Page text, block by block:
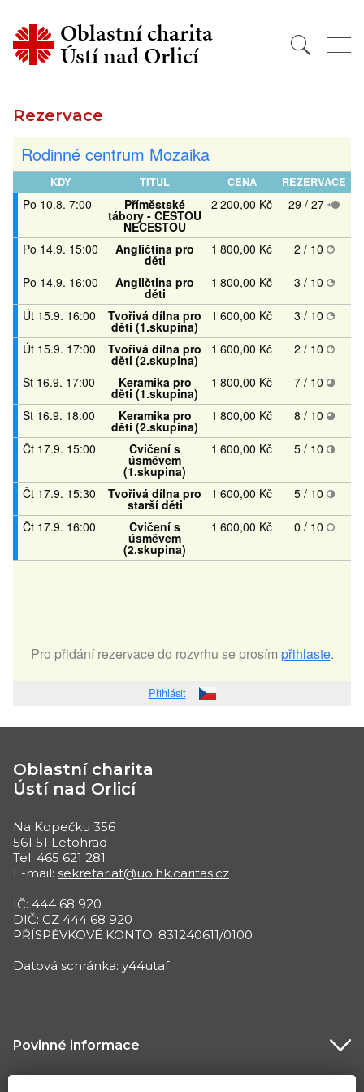
Oblastní charita
Ústí nad Orlicí
Rezervace
Oblastní charita
Ústí nad Orlicí
Na Kopečku 356
561 51 Letohrad
Tel: 465 621 281
E-mail: sekretariat@uo.hk.caritas.cz
IČ: 444 68 920
DIČ: CZ 444 68 920
PŘÍSPĚVKOVÉ KONTO: 831240611/0100
Datová schránka: y44utaf
Povinné informace